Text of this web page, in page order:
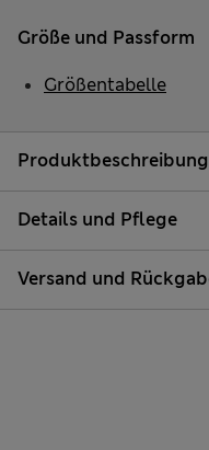
Produktbeschreibung
Details und Pflege
Versand und
Größe und Passform
Größentabelle